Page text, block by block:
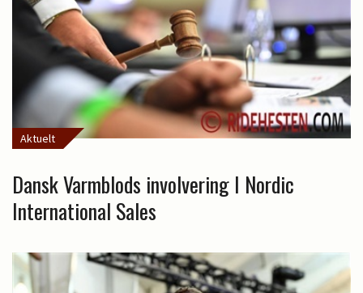
Aktuelt
Dansk Varmblods involvering I Nordic
International Sales